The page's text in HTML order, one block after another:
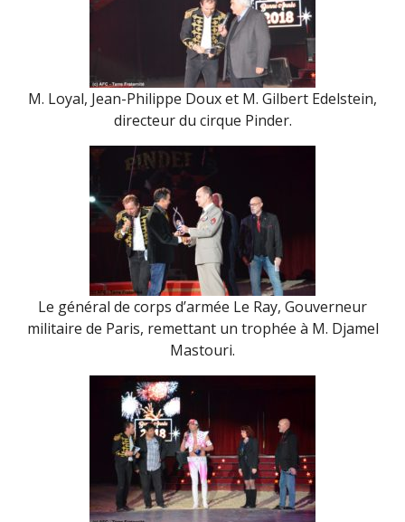
M. Loyal, Jean-Philippe Doux et M. Gilbert Edelstein,
directeur du cirque Pinder.
Le général de corps d’armée Le Ray, Gouverneur
militaire de Paris, remettant un trophée à M. Djamel
Mastouri.